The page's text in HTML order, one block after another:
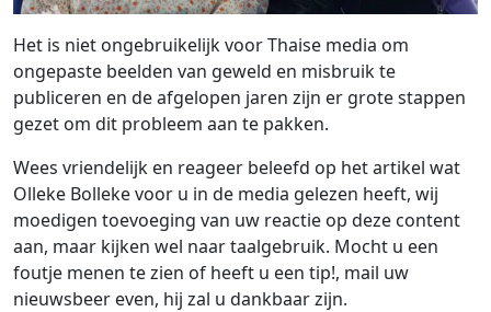
Het is niet ongebruikelijk voor Thaise media om
ongepaste beelden van geweld en misbruik te
publiceren en de afgelopen jaren zijn er grote stappen
gezet om dit probleem aan te pakken.
Wees vriendelijk en reageer beleefd op het artikel wat
Olleke Bolleke voor u in de media gelezen heeft, wij
moedigen toevoeging van uw reactie op deze content
aan, maar kijken wel naar taalgebruik. Mocht u een
foutje menen te zien of heeft u een tip!, mail uw
nieuwsbeer even, hij zal u dankbaar zijn.